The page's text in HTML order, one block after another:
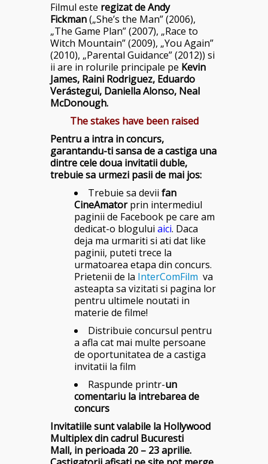
Filmul este regizat deAndy
Fickman(„She’s the Man” (2006),
„The Game Plan” (2007), „Race to
Witch Mountain” (2009), „You Again”
(2010), „Parental Guidance” (2012)) si
ii are in rolurile principale pe Kevin
James, Raini Rodriguez, Eduardo
Verástegui, Daniella Alonso, Neal
McDonough.
The stakes have been raised
Pentru a intra in concurs,
garantandu-ti sansa de a castiga una
dintre cele doua invitatii duble,
trebuie sa urmezi pasii de mai jos:
Trebuie sa devii fan
CineAmator prin intermediul
paginii de Facebook pe care am
dedicat-o blogului aici. Daca
deja ma urmariti si ati dat like
paginii, puteti trece la
urmatoarea etapa din concurs.
Prietenii de la InterComFilm va
asteapta sa vizitati si pagina lor
pentru ultimele noutati in
materie de filme!
Distribuie concursul pentru
a afla cat mai multe persoane
de oportunitatea de a castiga
invitatii la film
Raspunde printr-un
comentariu la intrebarea de
concurs
Invitatiile sunt valabile la Hollywood
Multiplex din cadrul Bucuresti
Mall, in perioada 20 – 23 aprilie.